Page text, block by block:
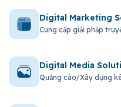
Digital Marketing
Cung cấp giải phảp
Digital Media
Quảng cáo/Xây dựng